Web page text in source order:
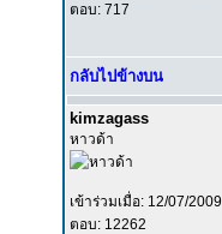
ตอบ: 717
กลับไปข้างบน
kimzagass
หาวด้า
เข้าร่วมเมื่อ: 12/07/2009
ตอบ: 12262